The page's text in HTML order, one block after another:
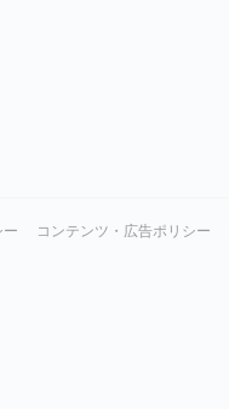
ー コンテンツ・広告ポリシー